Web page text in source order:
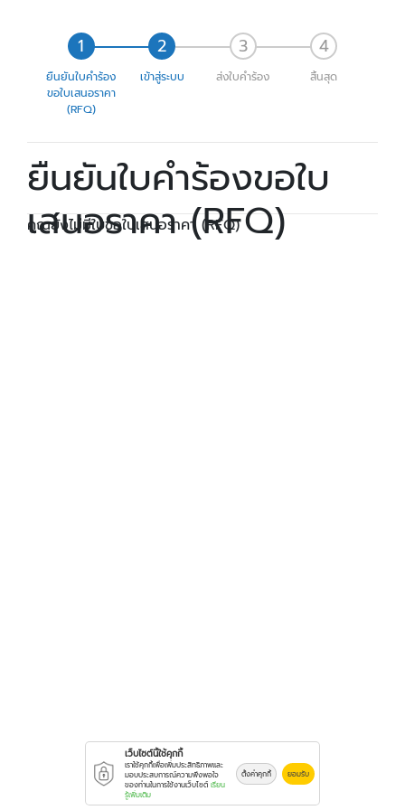
ยืนยันใบคำร้อง
ขอใบเสนอราคา
(RFQ)
เข้าสู่ระบบ ส่งใบคำร้อง สิ้นสุด
ยืนยันใบคำร้องขอใบ
เสนอราคา (RFQ)
คุณยังไม่มีใบขอใบเสนอราคา (RFQ)
เว็บไซต์นี้ใช้คุกกี้
เราใช้คุกกี้เพื่อเพิ่มประสิทธิภาพและ
มอบประสบการณ์ความพึงพอใจ
ของท่านในการใช้งานเว็บไซต์ เรียน
รู้เพิ่มเติม
ตั้งค่าคุกกี้ ยอมรับ